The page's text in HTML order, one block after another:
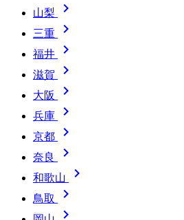
山梨 
三重 
福井 
滋賀 
大阪 
兵庫 
京都 
奈良 
和歌山 
鳥取 
